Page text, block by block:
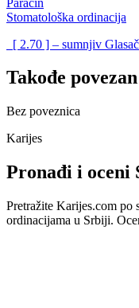
Stomatološka ordinacija
[ 2.70 ] – sumnjiv
Takođe
Bez poveznica
Karijes
Pronađi i oceni
Pretražite Karijes.com po
ordinacijama u Srbiji.